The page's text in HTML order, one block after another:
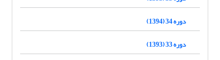
دوره 34 (1394)
دوره 33 (1393)